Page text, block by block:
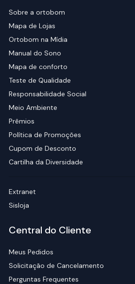
Sobre a ortobom
Mapa de Lojas
Ortobom na Mídia
Manual do Sono
Mapa de conforto
Teste de Qualidade
Responsabilidade Social
Meio Ambiente
Prêmios
Política de Promoções
Cupom de Desconto
Cartilha da Diversidade
Extranet
Sisloja
Central do Cliente
Meus Pedidos
Solicitação de Cancelamento
Perguntas Frequentes